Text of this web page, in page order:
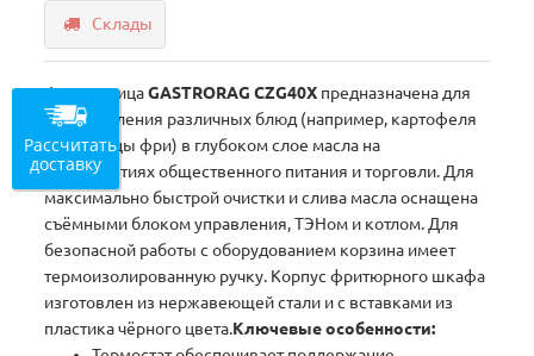
Склады
ФритюрницаGASTRORAG CZG40X предназначена для
приготовления различных блюд (например, картофеля
или курицы фри) в глубоком слое масла на
предприятиях общественного питания и торговли. Для
максимально быстрой очистки и слива масла оснащена
съёмными блоком управления, ТЭНом и котлом. Для
безопасной работы с оборудованием корзина имеет
термоизолированную ручку. Корпус фритюрного шкафа
изготовлен из нержавеющей стали и с вставками из
пластика чёрного цвета.Ключевые особенности:
Рассчитать
доставку